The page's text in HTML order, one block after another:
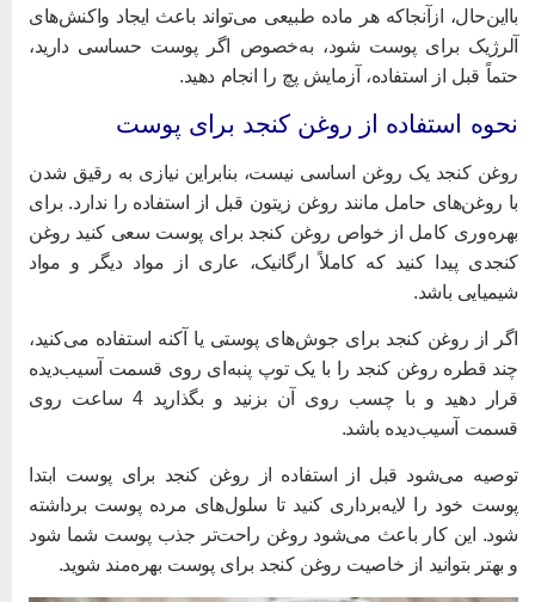
ازآنجاکه هر ماده‌ طبیعی می‌تواند باعث ایجاد واکنش‌های
برای پوست شود، به‌خصوص اگر پوست حساسی دارید،
قبل از استفاده، آزمایش پچ را انجام دهید.
استفاده از روغن کنجد برای پوست
کنجد یک روغن اساسی نیست، بنابراین نیازی به رقیق شدن
روغن‌های حامل مانند روغن زیتون قبل از استفاده را ندارد. برای
کامل از خواص روغن کنجد برای پوست سعی کنید روغن
پیدا کنید که کاملاً ارگانیک، عاری از مواد دیگر و مواد
باشد.
از روغن کنجد برای جوش‌های پوستی یا آکنه استفاده می‌کنید،
قطره روغن کنجد را با یک توپ پنبه‌ای روی قسمت آسیب‌دیده
قرار دهید و با چسب روی آن بزنید و بگذارید 4 ساعت روی
آسیب‌دیده باشد.
می‌شود قبل از استفاده از روغن کنجد برای پوست ابتدا
خود را لایه‌برداری کنید تا سلول‌های مرده پوست برداشته
این کار باعث می‌شود روغن راحت‌تر جذب پوست شما شود
بهتر بتوانید از خاصیت روغن کنجد برای پوست بهره‌مند شوید.